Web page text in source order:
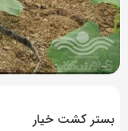
بستر کشت خیار